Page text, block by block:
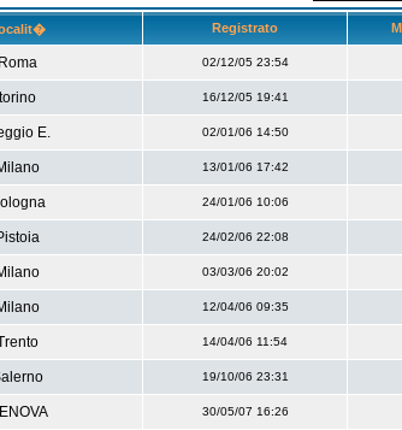
Registrato
Roma 02/12/05 23:54
torino 16/12/05 19:41
E. 02/01/06 14:50
13/01/06 17:42
24/01/06 10:06
24/02/06 22:08
03/03/06 20:02
12/04/06 09:35
14/04/06 11:54
19/10/06 23:31
30/05/07 16:26